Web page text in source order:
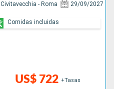
Civitavecchia - Roma 29/09/2027
US$ 722 +Tasas
Comidas incluidas